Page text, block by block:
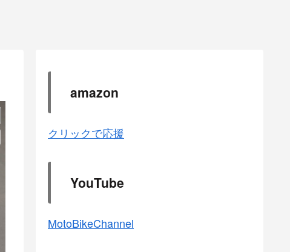
amazon
クリックで応援
YouTube
MotoBikeChannel